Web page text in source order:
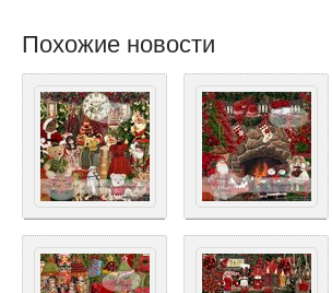
Похожие новости